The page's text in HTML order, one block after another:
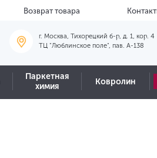
Возврат товара
г. Москва, Тихорецкий б-р, д. 1, кор. 4
ТЦ "Люблинское поле", пав. А-138
Паркетная
химия
Ковролин